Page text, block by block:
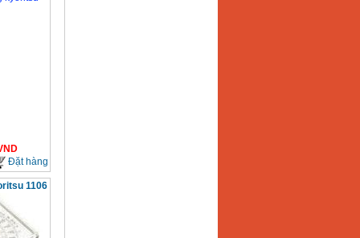
Đặt hàng
1106